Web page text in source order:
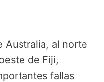
Australia, al norte
de Fiji,
fallas